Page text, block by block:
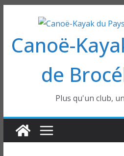
contenu
Canoë-
de
Plus qu'un club,